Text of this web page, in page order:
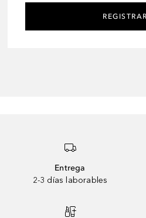
Entrega
2-3 días laborables